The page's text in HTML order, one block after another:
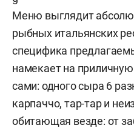
Меню выглядит
рыбных итальянских
специфика
намекает на
сами: одного сыра 6
карпаччо, тар-тар и
обитающая везде: от